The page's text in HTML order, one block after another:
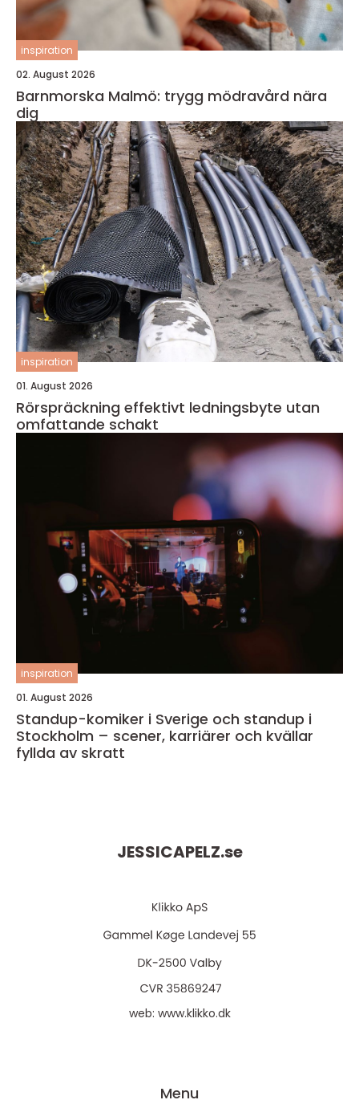
inspiration
02. August 2026
Barnmorska Malmö: trygg mödravård nära
dig
inspiration
01. August 2026
Rörspräckning effektivt ledningsbyte utan
omfattande schakt
inspiration
01. August 2026
Standup-komiker i Sverige och standup i
Stockholm – scener, karriärer och kvällar
fyllda av skratt
JESSICAPELZ.se
web: www.klikko.dk
Menu